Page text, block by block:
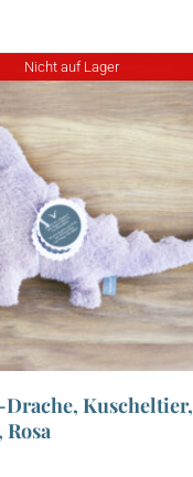
Nicht auf Lager
Kuscheltier,